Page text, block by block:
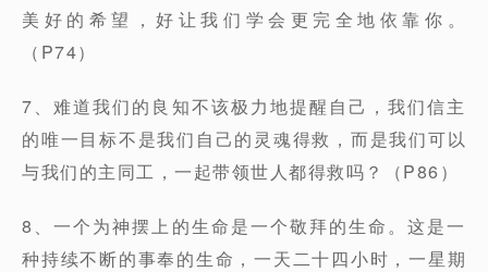
美好的希望，好让我们学会更完全地依靠你。
（P74）
7、难道我们的良知不该极力地提醒自己，我们信主
的唯一目标不是我们自己的灵魂得救，而是我们可以
与我们的主同工，一起带领世人都得救吗？（P86）
8、一个为神摆上的生命是一个敬拜的生命。这是一
种持续不断的事奉的生命，一天二十四小时，一星期